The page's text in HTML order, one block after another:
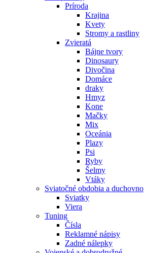
Príroda
Krajina
Kvety
Stromy a rastliny
Zvieratá
Bájne tvory
Dinosaury
Divočina
Domáce
draky
Hmyz
Kone
Mačky
Mix
Oceánia
Plazy
Psi
Ryby
Šelmy
Vtáky
Sviatočné obdobia a duchovno
Sviatky
Viera
Tuning
Čísla
Reklamné nápisy
Zadné nálepky